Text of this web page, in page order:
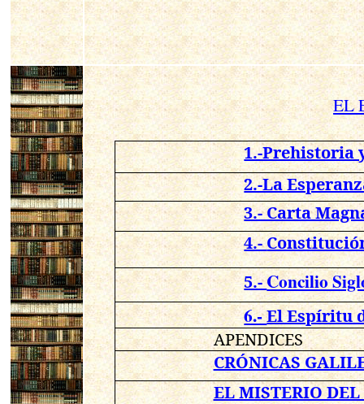
EL
1.-Prehistoria
2.-La
3.- Carta
4.-
5.-Concilio
6.-El Espíritu
APENDICES
CRÓNICAS
EL MISTERIO DEL